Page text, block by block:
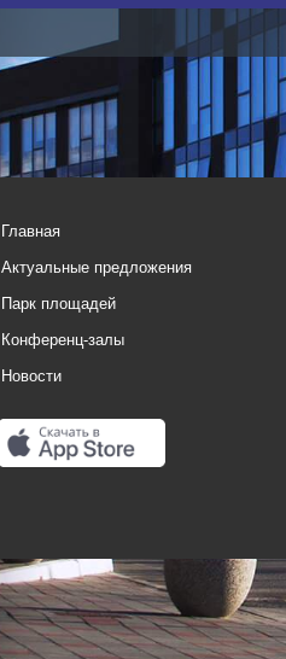
Главная
Актуальные предложения
Парк площадей
Конференц-залы
Новости